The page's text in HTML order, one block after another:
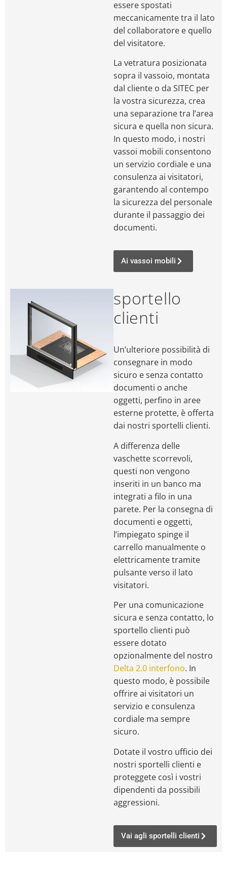
essere spostati
meccanicamente tra il lato
del collaboratore e quello
del visitatore.
La vetratura posizionata
sopra il vassoio, montata
dal cliente o da SITEC per
la vostra sicurezza, crea
una separazione tra l’area
sicura e quella non sicura.
In questo modo, i nostri
vassoi mobili consentono
un servizio cordiale e una
consulenza ai visitatori,
garantendo al contempo
la sicurezza del personale
durante il passaggio dei
documenti.
Ai vassoi mobili
sportello
clienti
Un’ulteriore possibilità di
consegnare in modo
sicuro e senza contatto
documenti o anche
oggetti, perfino in aree
esterne protette, è offerta
dai nostri sportelli clienti.
A differenza delle
vaschette scorrevoli,
questi non vengono
inseriti in un banco ma
integrati a filo in una
parete. Per la consegna di
documenti e oggetti,
l’impiegato spinge il
carrello manualmente o
elettricamente tramite
pulsante verso il lato
visitatori.
Per una comunicazione
sicura e senza contatto, lo
sportello clienti può
essere dotato
opzionalmente del nostro
Delta 2.0 interfono. In
questo modo, è possibile
offrire ai visitatori un
servizio e consulenza
cordiale ma sempre
sicuro.
Dotate il vostro ufficio dei
nostri sportelli clienti e
proteggete così i vostri
dipendenti da possibili
aggressioni.
Vai agli sportelli clienti